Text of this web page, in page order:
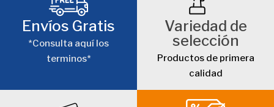
Envíos Gratis
*Consulta aquí los
terminos*
Variedad de
selección
Productos de primera
calidad